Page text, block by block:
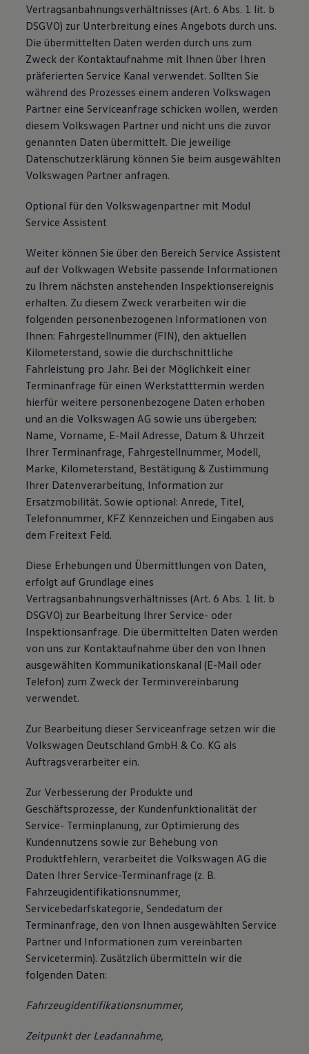
Vertragsanbahnungsverhältnisses (Art. 6 Abs. 1 lit. b
DSGVO) zur Unterbreitung eines Angebots durch uns.
Die übermittelten Daten werden durch uns zum
Zweck der Kontaktaufnahme mit Ihnen über Ihren
präferierten Service Kanal verwendet. Sollten Sie
während des Prozesses einem anderen Volkswagen
Partner eine Serviceanfrage schicken wollen, werden
diesem Volkswagen Partner und nicht uns die zuvor
genannten Daten übermittelt. Die jeweilige
Datenschutzerklärung können Sie beim ausgewählten
Volkswagen Partner anfragen.
Optional für den Volkswagenpartner mit Modul
Service Assistent
Weiter können Sie über den Bereich Service Assistent
auf der Volkwagen Website passende Informationen
zu Ihrem nächsten anstehenden Inspektionsereignis
erhalten. Zu diesem Zweck verarbeiten wir die
folgenden personenbezogenen Informationen von
Ihnen: Fahrgestellnummer (FIN), den aktuellen
Kilometerstand, sowie die durchschnittliche
Fahrleistung pro Jahr. Bei der Möglichkeit einer
Terminanfrage für einen Werkstatttermin werden
hierfür weitere personenbezogene Daten erhoben
und an die Volkswagen AG sowie uns übergeben:
Name, Vorname, E-Mail Adresse, Datum & Uhrzeit
Ihrer Terminanfrage, Fahrgestellnummer, Modell,
Marke, Kilometerstand, Bestätigung & Zustimmung
Ihrer Datenverarbeitung, Information zur
Ersatzmobilität. Sowie optional: Anrede, Titel,
Telefonnummer, KFZ Kennzeichen und Eingaben aus
dem Freitext Feld.
Diese Erhebungen und Übermittlungen von Daten,
erfolgt auf Grundlage eines
Vertragsanbahnungsverhältnisses (Art. 6 Abs. 1 lit. b
DSGVO) zur Bearbeitung Ihrer Service- oder
Inspektionsanfrage. Die übermittelten Daten werden
von uns zur Kontaktaufnahme über den von Ihnen
ausgewählten Kommunikationskanal (E-Mail oder
Telefon) zum Zweck der Terminvereinbarung
verwendet.
Zur Bearbeitung dieser Serviceanfrage setzen wir die
Volkswagen Deutschland GmbH & Co. KG als
Auftragsverarbeiter ein.
Zur Verbesserung der Produkte und
Geschäftsprozesse, der Kundenfunktionalität der
Service- Terminplanung, zur Optimierung des
Kundennutzens sowie zur Behebung von
Produktfehlern, verarbeitet die Volkswagen AG die
Daten Ihrer Service-Terminanfrage (z. B.
Fahrzeugidentifikationsnummer,
Servicebedarfskategorie, Sendedatum der
Terminanfrage, den von Ihnen ausgewählten Service
Partner und Informationen zum vereinbarten
Servicetermin). Zusätzlich übermitteln wir die
folgenden Daten:
Fahrzeugidentifikationsnummer,
Zeitpunkt der Leadannahme,